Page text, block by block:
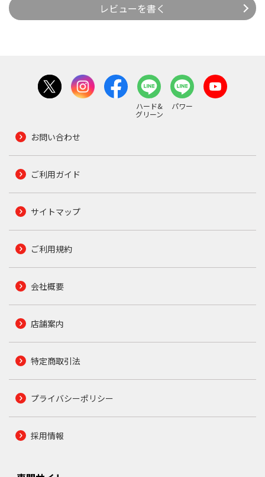
レビューを書く
ハード&
グリーン
パワー
お問い合わせ
ご利用ガイド
サイトマップ
ご利用規約
会社概要
店舗案内
特定商取引法
プライバシーポリシー
採用情報